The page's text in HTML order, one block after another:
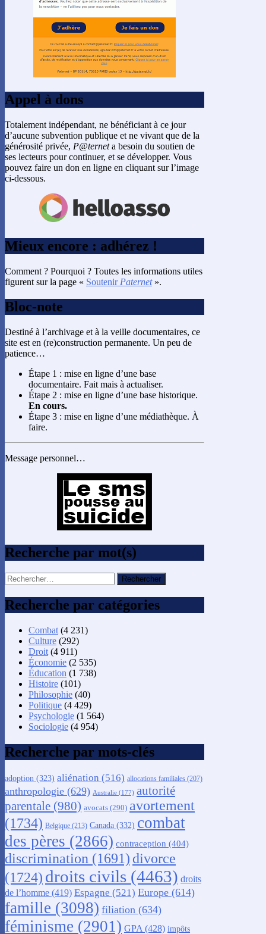
Appel à dons
Totalement indépendant, ne bénéficiant à ce jour
d’aucune subvention publique et ne vivant que de la
générosité privée, P@terneta besoin du soutien de
ses lecteurs pour continuer, et se développer. Vous
pouvez faire un don en ligne en cliquant sur l’image
ci-dessous.
Mieux encore : adhérez !
Comment ? Pourquoi ? Toutes les informations utiles
figurent sur la page « Soutenir Paternet».
Bloc-note
Destiné à l’archivage et à la veille documentaires, ce
site est en (re)construction permanente. Un peu de
patience…
Étape 1 : mise en ligne d’une base
documentaire. Fait mais à actualiser.
Étape 2 : mise en ligne d’une base historique.
En cours.
Étape 3 : mise en ligne d’une médiathèque. À
faire.
Message personnel…
Recherche par mot(s)
Rechercher :
Recherche par catégories
Combat (4 231)
Culture (292)
Droit (4 911)
Économie (2 535)
Éducation (1 738)
Histoire (101)
Philosophie (40)
Politique (4 429)
Psychologie (1 564)
Sociologie (4 954)
Recherche par mots-clés
adoption (323) aliénation (516) allocations familiales (207)
anthropologie (629) Australie (177) autorité
parentale (980) avocats (290) avortement
(1734) Belgique (213) Canada (332) combat
des pères (2866) contraception (404)
discrimination (1691) divorce
(1724) droits civils (4463) droits
de l’homme (419) Espagne (521) Europe (614)
famille (3098) filiation (634)
féminisme (2901) GPA (428) impôts